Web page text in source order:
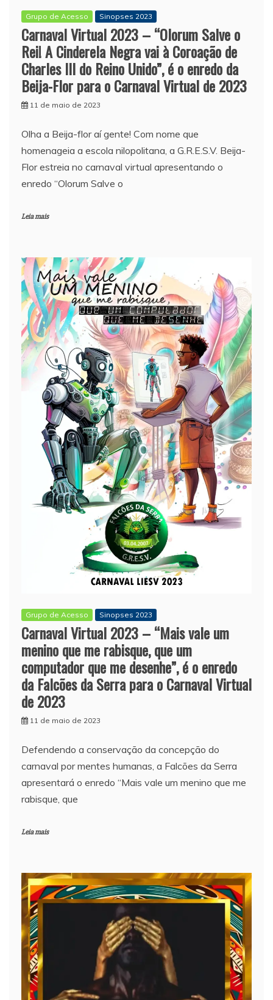
Grupo de Acesso Sinopses 2023
Carnaval Virtual 2023 – “Olorum Salve o
Rei! A Cinderela Negra vai à Coroação de
Charles III do Reino Unido”, é o enredo da
Beija-Flor para o Carnaval Virtual de 2023
11 de maio de 2023
Olha a Beija-flor aí gente! Com nome que
homenageia a escola nilopolitana, a G.R.E.S.V. Beija-
Flor estreia no carnaval virtual apresentando o
enredo “Olorum Salve o
Leia mais
Grupo de Acesso Sinopses 2023
Carnaval Virtual 2023 – “Mais vale um
menino que me rabisque, que um
computador que me desenhe”, é o enredo
da Falcões da Serra para o Carnaval Virtual
de 2023
11 de maio de 2023
Defendendo a conservação da concepção do
carnaval por mentes humanas, a Falcões da Serra
apresentará o enredo “Mais vale um menino que me
rabisque, que
Leia mais